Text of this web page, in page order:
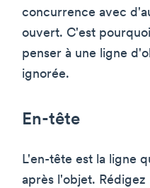
concurrence avec
ouvert. C'est
penser à une ligne
ignorée.
En-tête
L'en-tête est la ligne
après l'objet.